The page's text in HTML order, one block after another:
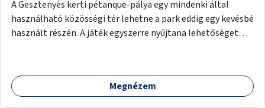
A Gesztenyés kerti pétanque-pálya egy mindenki által
használható közösségi tér lehetne a park eddig egy kevésbé
használt részén. A játék egyszerre nyújtana lehetőséget
autizmussal vagy demenciával élő emberek számára is.
Megnézem